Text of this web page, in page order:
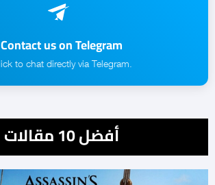
Contact us on Telegram
.Click to chat directly via Telegram
أفضل 10 مقالات